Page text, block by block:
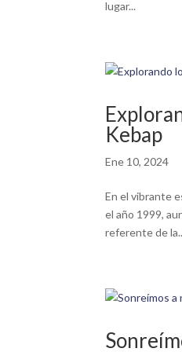
lugar...
Kebap
Ene 10, 2024
En el vibrante
el año 1999,
referente de